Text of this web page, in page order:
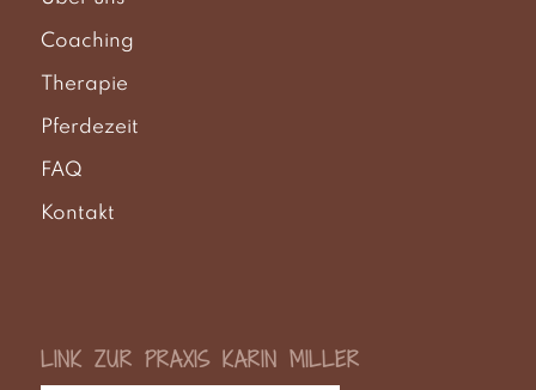
Coaching
Therapie
Pferdezeit
FAQ
Kontakt
LINK ZUR PRAXIS KARIN MILLER